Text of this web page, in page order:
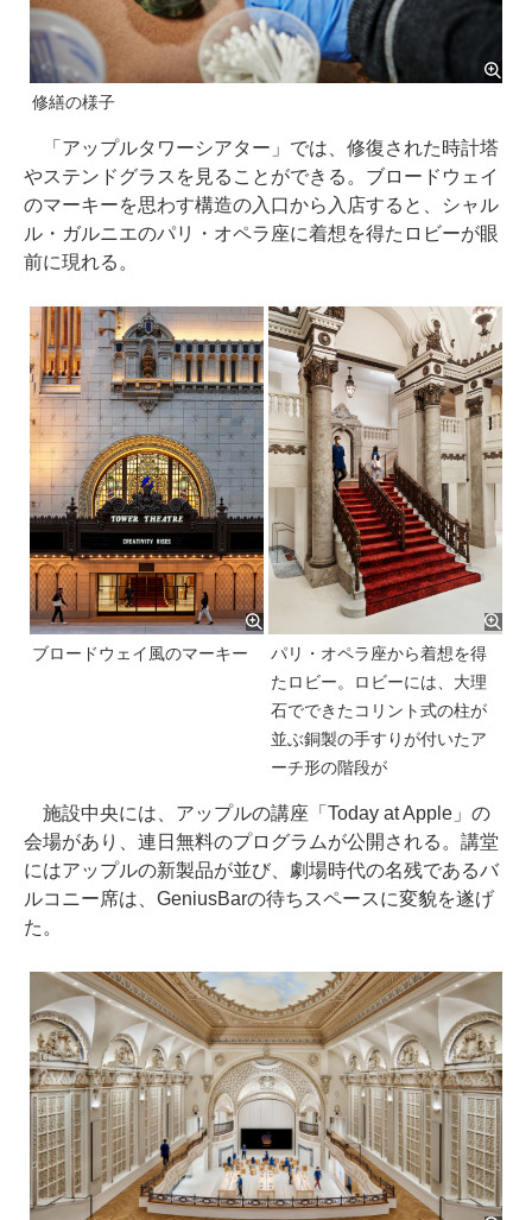
修繕の様子
「アップルタワーシアター」では、修復された時計塔
やステンドグラスを見ることができる。ブロードウェイ
のマーキーを思わす構造の入口から入店すると、シャル
ル・ガルニエのパリ・オペラ座に着想を得たロビーが眼
前に現れる。
ブロードウェイ風のマーキー
パリ・オペラ座から着想を得
たロビー。ロビーには、大理
石でできたコリント式の柱が
並ぶ銅製の手すりが付いたア
ーチ形の階段が
施設中央には、アップルの講座「Today at Apple」の
会場があり、連日無料のプログラムが公開される。講堂
にはアップルの新製品が並び、劇場時代の名残であるバ
ルコニー席は、GeniusBarの待ちスペースに変貌を遂げ
た。